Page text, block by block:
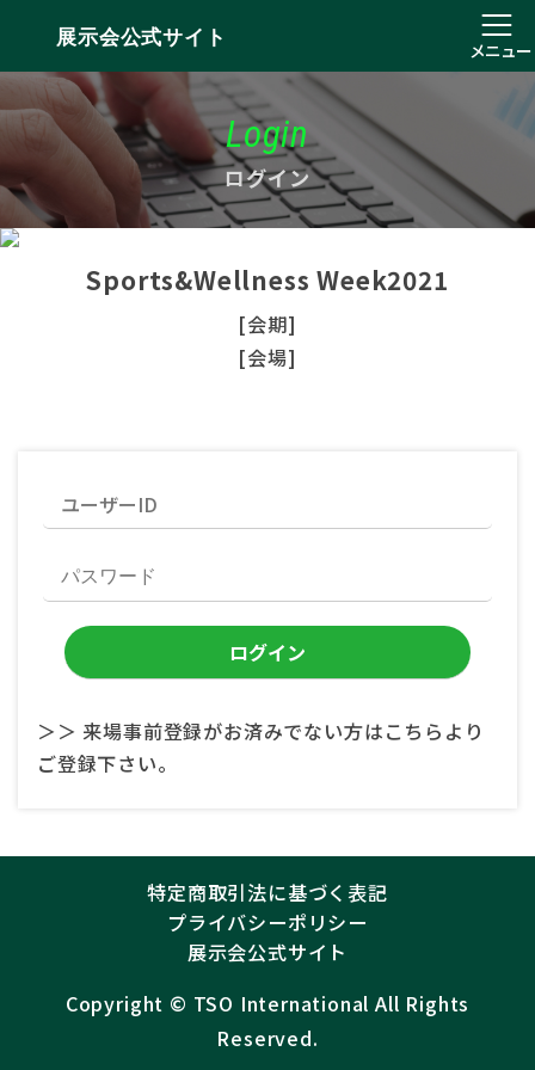
展示会公式サイト
メニュー
Login
ログイン
Sports&Wellness Week2021
[会期]
[会場]
＞＞ 来場事前登録がお済みでない方はこちらより
ご登録下さい。
特定商取引法に基づく表記
プライバシーポリシー
展示会公式サイト
Copyright ©︎ TSO International All Rights
Reserved.